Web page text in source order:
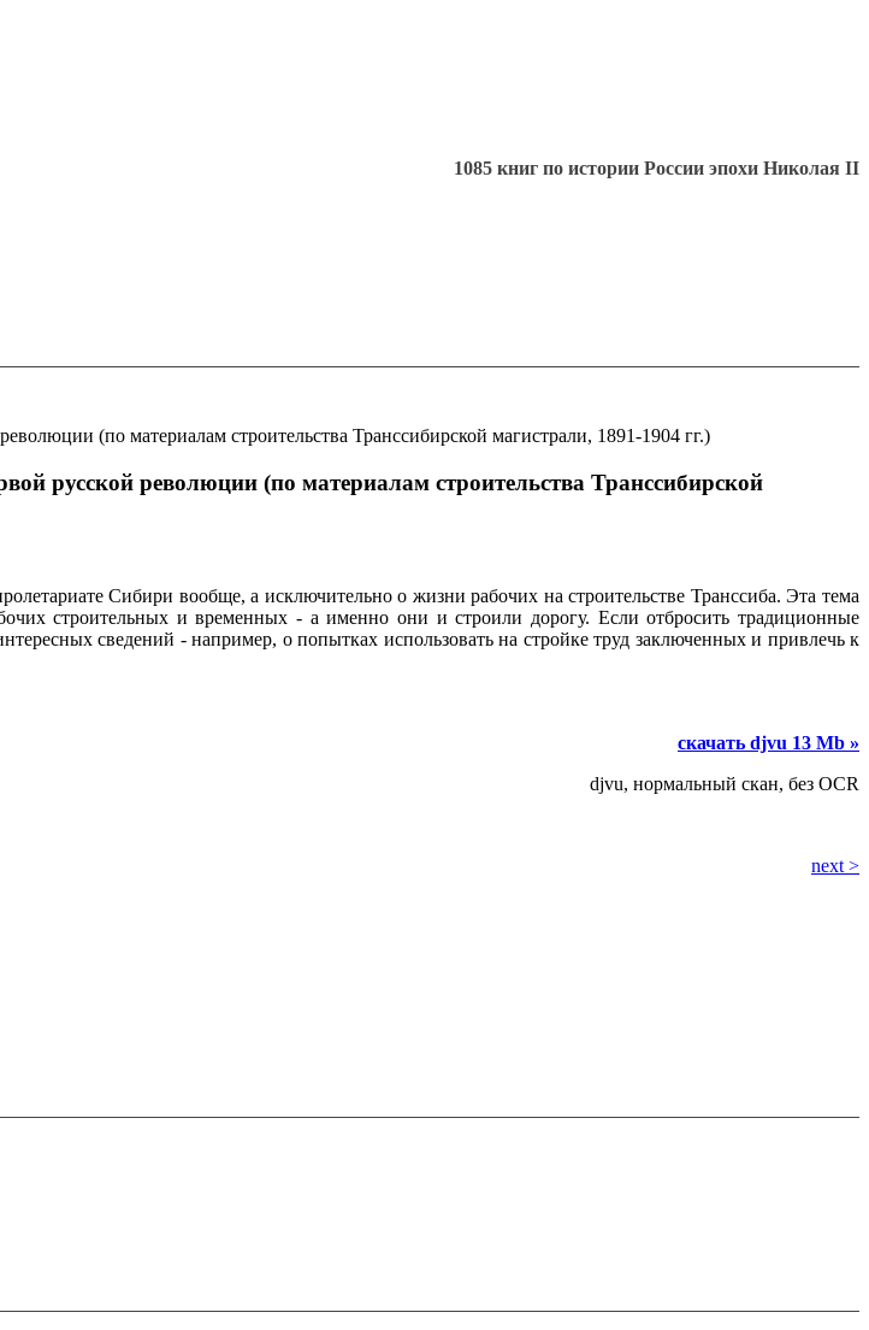
1085 книг по истории России эпохи Николая II
(по материалам строительства Транссибирской магистрали, 1891-1904 гг.)
русской революции (по материалам строительства Транссибирской
Сибири вообще, а исключительно о жизни рабочих на строительстве Транссиба. Эта тема
строительных и временных - а именно они и строили дорогу. Если отбросить традиционные
сведений - например, о попытках использовать на стройке труд заключенных и привлечь к
скачать djvu 13 Mb »
djvu, нормальный скан, без OCR
next >